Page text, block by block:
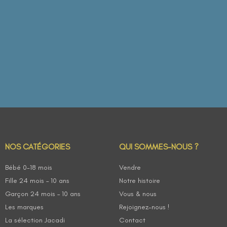
NOS CATÉGORIES
Bébé 0-18 mois
Fille 24 mois – 10 ans
Garçon 24 mois – 10 ans
Les marques
La sélection Jacadi
QUI SOMMES-NOUS ?
Vendre
Notre histoire
Vous & nous
Rejoignez-nous !
Contact